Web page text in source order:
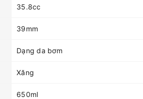
35.8cc
39mm
Dạng da bơm
Xăng
650ml